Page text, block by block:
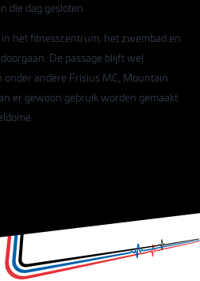
die dag gesloten.
het fitnesscentrum, het zwembad en
De passage blijft wel
onder andere Frisius MC, Mountain
er gewoon gebruik worden gemaakt